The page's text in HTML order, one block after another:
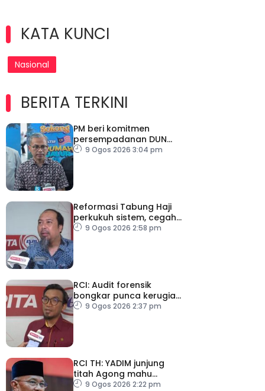
KATA KUNCI
Nasional
BERITA TERKINI
PM beri komitmen
persempadanan DUN
Sarawak, minta laporan
9 Ogos 2026 3:04 pm
Reformasi Tabung Haji
perkukuh sistem, cegah
kesilapan berulang
9 Ogos 2026 2:58 pm
RCI: Audit forensik
bongkar punca kerugian,
kelemahan tadbir urus TH
9 Ogos 2026 2:37 pm
RCI TH: YADIM junjung
titah Agong mahu
siasatan tanpa
9 Ogos 2026 2:22 pm